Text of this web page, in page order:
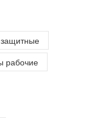
рабочие